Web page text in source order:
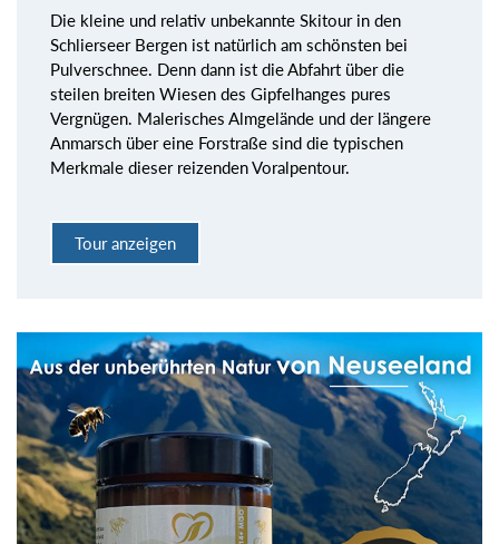
Die kleine und relativ unbekannte Skitour in den
Schlierseer Bergen ist natürlich am schönsten bei
Pulverschnee. Denn dann ist die Abfahrt über die
steilen breiten Wiesen des Gipfelhanges pures
Vergnügen. Malerisches Almgelände und der längere
Anmarsch über eine Forstraße sind die typischen
Merkmale dieser reizenden Voralpentour.
Tour anzeigen